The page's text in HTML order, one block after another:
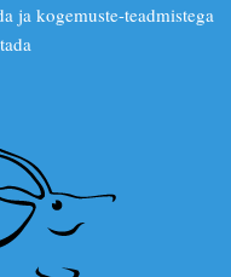
ja kogemuste-teadmistega